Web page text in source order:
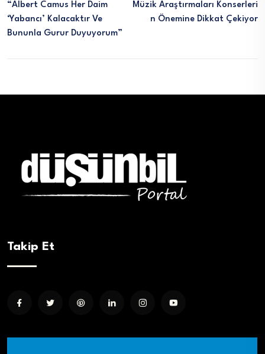
“Albert Camus Her Daim
‘yabancı’ Kalacaktır Ve
Bununla Gurur Duyuyorum”
Müzik Araştırmaları Konserleri
N Önemine Dikkat Çekiyor
Takip Et